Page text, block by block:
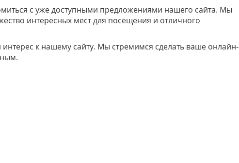
с уже доступными предложениями нашего сайта. Мы
интересных мест для посещения и отличного
к нашему сайту. Мы стремимся сделать ваше онлайн-